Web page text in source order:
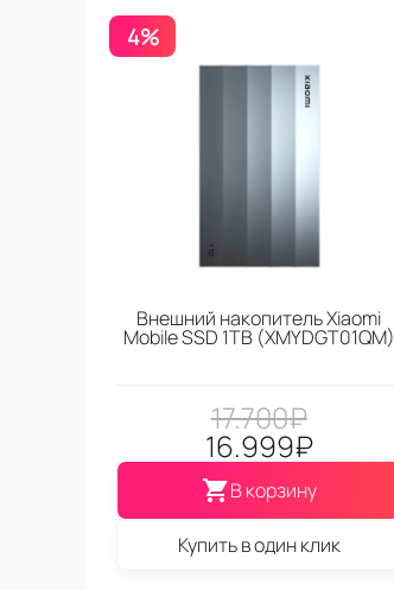
4%
Внешний накопитель Xiaomi
Mobile SSD 1TB (XMYDGT01QM)
17.700₽
16.999₽
В корзину
Купить в один клик